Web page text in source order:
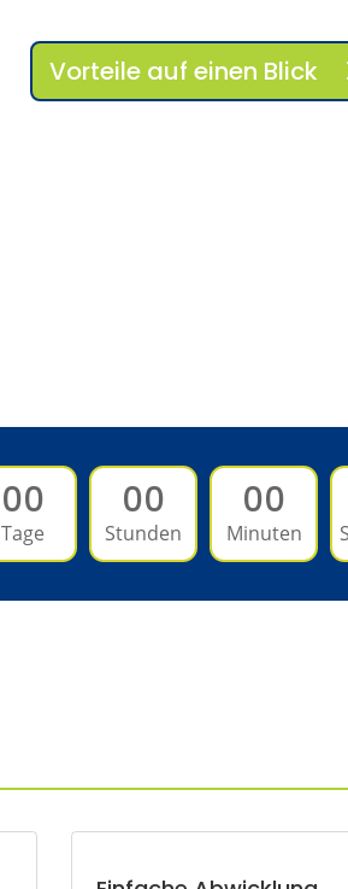
Vorteile auf einen Blick
00
Tage
00
Stunden
00
Minuten